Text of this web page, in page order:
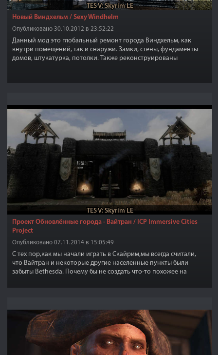
TES V: Skyrim LE
Новый Виндхельм / Sexy Windhelm
Опубликовано 30.10.2012 в 23:52:22
Данный мод это глобальный ремонт города Виндхельм, как
внутри помещений, так и снаружи. Замки, стены, фундаменты
домов, штукатурка, потолки. Также реконструированы
TES V: Skyrim LE
Проект Обновлённые города - Вайтран / ICP Immersive Cities
Project
Опубликовано 07.11.2014 в 15:05:49
С тех пор,как мы начали играть в Скайрим,мы всегда считали,
что Вайтран и некоторые другие населенные пункты были
забыты Bethesda. Почему бы не создать что-то похожее на